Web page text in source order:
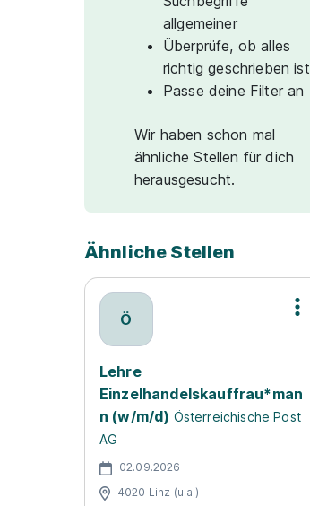
allgemeiner
Überprüfe, ob alles
richtig geschrieben ist
Passe deine Filter an
Wir haben schon mal
ähnliche Stellen für dich
herausgesucht.
Ähnliche Stellen
Ö
Lehre
Einzelhandelskauffrau*man
n (w/m/d) Österreichische Post
AG
02.09.2026
4020 Linz (u.a.)